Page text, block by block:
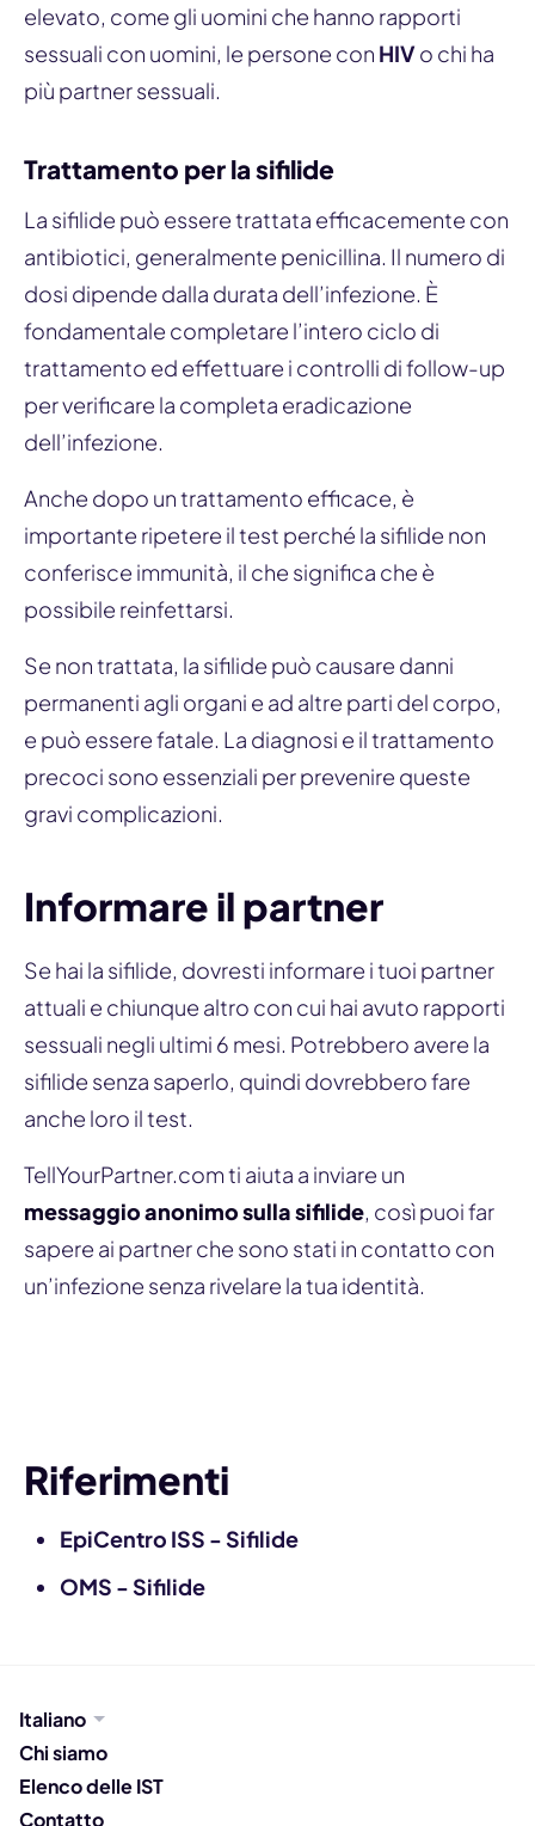
elevato, come gli uomini che hanno rapporti
sessuali con uomini, le persone con HIVo chi ha
più partner sessuali.
Trattamento per la sifilide
La sifilide può essere trattata efficacemente con
antibiotici, generalmente penicillina. Il numero di
dosi dipende dalla durata dell’infezione. È
fondamentale completare l’intero ciclo di
trattamento ed effettuare i controlli di follow-up
per verificare la completa eradicazione
dell’infezione.
Anche dopo un trattamento efficace, è
importante ripetere il test perché la sifilide non
conferisce immunità, il che significa che è
possibile reinfettarsi.
Se non trattata, la sifilide può causare danni
permanenti agli organi e ad altre parti del corpo,
e può essere fatale. La diagnosi e il trattamento
precoci sono essenziali per prevenire queste
gravi complicazioni.
Informare il partner
Se hai la sifilide, dovresti informare i tuoi partner
attuali e chiunque altro con cui hai avuto rapporti
sessuali negli ultimi 6 mesi. Potrebbero avere la
sifilide senza saperlo, quindi dovrebbero fare
anche loro il test.
TellYourPartner.com ti aiuta a inviare un
messaggio anonimo sulla sifilide, così puoi far
sapere ai partner che sono stati in contatto con
un’infezione senza rivelare la tua identità.
Riferimenti
EpiCentro ISS - Sifilide
OMS - Sifilide
Italiano
Chi siamo
Elenco delle IST
Contatto